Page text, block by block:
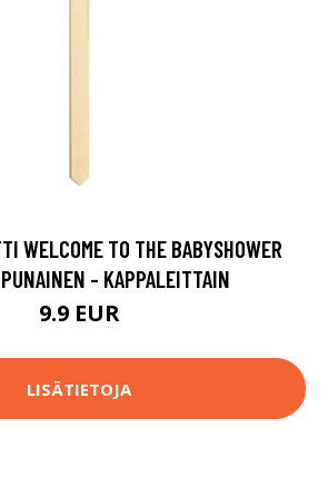
WELCOME TO THE BABYSHOWER
- KAPPALEITTAIN
9.9 EUR
LISÄTIETOJA